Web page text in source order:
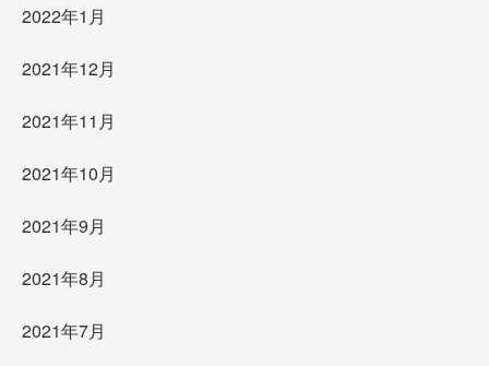
2022年1月
2021年12月
2021年11月
2021年10月
2021年9月
2021年8月
2021年7月